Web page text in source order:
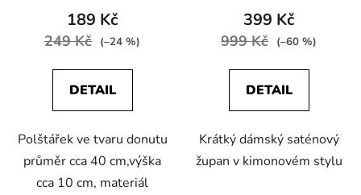
189 Kč
249 Kč (–24 %)
DETAIL
Polštářek ve tvaru donutu
průměr cca 40 cm,výška
cca 10 cm, materiál
399 Kč
999 Kč (–60 %)
DETAIL
Krátký dámský saténový
župan v kimonovém stylu